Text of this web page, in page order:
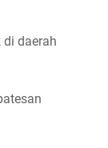
daerah